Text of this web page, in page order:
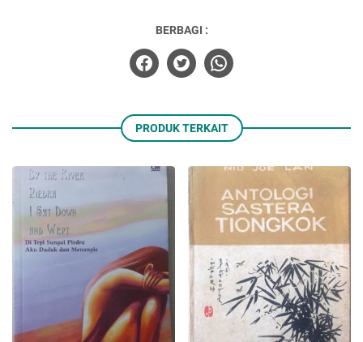
BERBAGI :
PRODUK TERKAIT